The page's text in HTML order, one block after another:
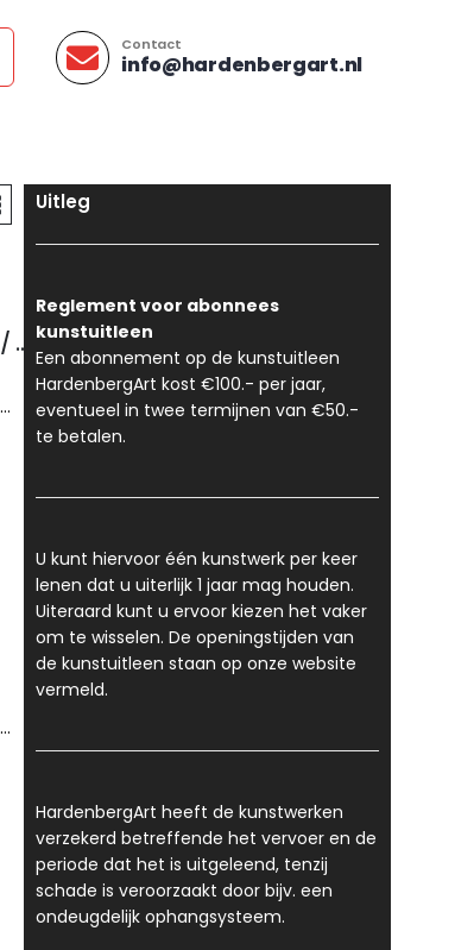
Contact
info@hardenbergart.nl
Elsbeth Cochius – Stenen en Bomen / Zweden
Uitleg
Reglement voor abonnees
kunstuitleen
Een abonnement op de kunstuitleen
HardenbergArt kost €100.- per jaar,
eventueel in twee termijnen van €50.-
te betalen.
U kunt hiervoor één kunstwerk per keer
lenen dat u uiterlijk 1 jaar mag houden.
Uiteraard kunt u ervoor kiezen het vaker
om te wisselen. De openingstijden van
de kunstuitleen staan op onze website
vermeld.
HardenbergArt heeft de kunstwerken
verzekerd betreffende het vervoer en de
periode dat het is uitgeleend, tenzij
schade is veroorzaakt door bijv. een
ondeugdelijk ophangsysteem.